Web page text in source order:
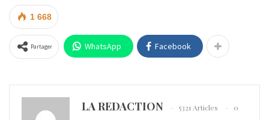
1 668
Partager WhatsApp Facebook
LA REDACTION 5321 Articles
0